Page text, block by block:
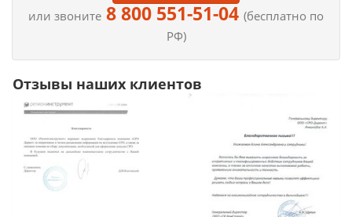
или звоните 8 800 551-51-04 (бесплатно по
РФ)
Отзывы наших клиентов